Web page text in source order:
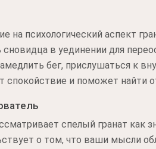
на психологический аспект
в уединении для
бег, прислушаться к
спокойствие и поможет найти
спелый гранат как
о том, что ваши мысли